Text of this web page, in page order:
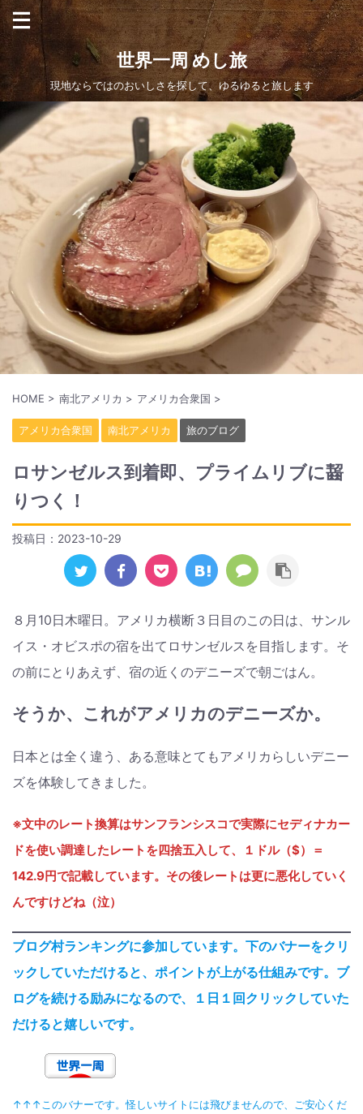
世界一周 めし旅
現地ならではのおいしさを探して、ゆるゆると旅します
HOME > 南北アメリカ > アメリカ合衆国 >
アメリカ合衆国 南北アメリカ 旅のブログ
ロサンゼルス到着即、プライムリブに齧
りつく！
投稿日： 2023-10-29
８月10日木曜日。アメリカ横断３日目のこの日は、サンル
イス・オビスポの宿を出てロサンゼルスを目指します。そ
の前にとりあえず、宿の近くのデニーズで朝ごはん。
そうか、これがアメリカのデニーズか。
日本とは全く違う、ある意味とてもアメリカらしいデニー
ズを体験してきました。
※文中のレート換算はサンフランシスコで実際にセディナカー
ドを使い調達したレートを四捨五入して、
１ドル（$）＝
142.9円で記載しています。 その後レートは更に悪化していく
んですけどね（泣）
ブログ村ランキングに参加しています。下のバナーをクリ
ックしていただけると、ポイントが上がる仕組みです。ブ
ログを続ける励みになるので、１日１回クリックしていた
だけると嬉しいです。
↑↑↑このバナーです。怪しいサイトには飛びませんので、ご安心くだ